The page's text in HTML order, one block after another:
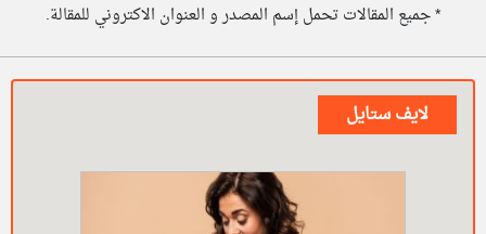
* جميع المقالات تحمل إسم المصدر و العنوان الاكتروني للمقالة.
لايف ستايل